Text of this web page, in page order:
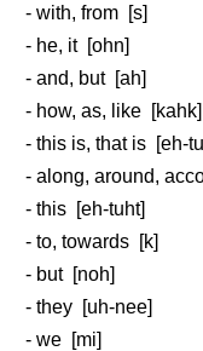
- with, from [s]
- he, it [ohn]
- and, but [ah]
- how, as, like [kahk]
- this is, that is [eh-
- along, around,
- this [eh-tuht]
- to, towards [k]
- but [noh]
- they [uh-nee]
- we [mi]